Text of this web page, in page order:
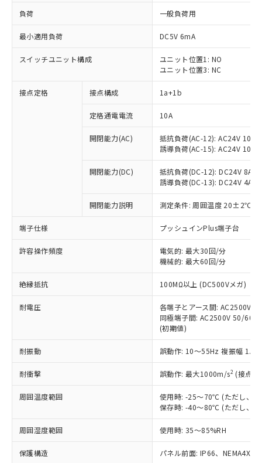
負荷 一般負荷用
最小適用負荷 DC5V 6mA
スイッチユニット構成
ユニット位置1: NO
ユニット位置3: NC
接点定格 接点構成 1a+1b
定格通電電流 10A
開閉能力(AC)
抵抗負荷(AC-12): AC24V 10A/
誘導負荷(AC-15): AC24V
開閉能力(DC)
抵抗負荷(DC-12): DC24V 8A/
誘導負荷(DC-13): DC24V 4A/
開閉能力説明 測定条件: 周囲温度 20±2℃、
端子仕様 プッシュインPlus端子台
許容操作頻度
電気的: 最大30回/分
機械的: 最大60回/分
絶縁抵抗 100MΩ以上 (DC500Vメガ)
耐電圧
各端子とアース間: AC2500V
同極端子間: AC2500V 50/
(初期値)
耐振動 誤動作: 10～55Hz 複振幅
耐衝撃 誤動作: 最大1000m/s2 (接点
周囲温度範囲
使用時: -25～70℃ (ただし、氷
保存時: -40～80℃ (ただし、氷
周囲湿度範囲 使用時: 35～85%RH
保護構造 パネル前面: IP66、NEMA4X,
ご利用条件
以下の条件をお読みいただき、同意のうえ
ご利用ください。
本サービスは、当社制御機器事業取扱
商品の当社在庫状況および標準価格
(税抜)を提供させていただくもので
本サービスの対象外となる商品もある
ことをご了承ください。
在庫状況および標準価格照会結果は、
記載している更新日時点での社内デー
タに基づき作成されるものであり、閲
覧された時点での実際の在庫および標
準価格とは異なる場合があることをご
※1 対応状況
対応済み：EU RoHS指令（10物質）の
非含有に対応した製品が提供可能な商品で
対応予定：EU RoHS指令（10物質）の非含
有に対応した製品に切り替える予定のある
商品です。
対応予定なし：EU RoHS指令（10物質）の
非含有に非対応の商品で、対応品を出す予
定はありません。
調査・確認中：EU RoHS指令（10物質）の
非含有の対応状況を調査中または確認中の
非該当品：ライセンス料など無形物で、有
害物質有無と関係のない商品です。
仕入先様の事情により、非含有部品として
いたものが、含有品と判明した場合などや
ミウム(Cd) 100ppm以下、
六価クロム(Cr(Ⅵ)) 1000ppm以下、ポリ臭化ビフェニル
類(PBB) 1000ppm以下、ポリ臭化ジフェニルエーテル類
(PBDE) 1000ppm以下、フタル酸ビス(2-エチルヘキシ
「○」：最大均質材料含有率が中国RoHSの
基準値以下であることを示します。
「×」：最大均質材料含有率が中国RoHSの
基準値を超えていることを示します。
「－」：未確認です。当社販売部門へお問
い合わせください。
Pb(鉛) :1000ppm、 Hg(水銀) : 1000ppm、 Cd(カドミウ
Cr(Ⅵ)(六価クロム) : 1000ppm、 PBBs(ポリ臭化ビフェ
当社は、これら貴社製品のうち、外国
為替および外国貿易法に定める商品
（以下｢規制貨物等」という）を輸出
または国外への提供する場合は、日本
国政府の輸出許可(または役務取引許
可)を取得するなどの必要な手続きを
号